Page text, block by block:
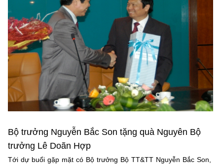
Bưu chính, Viễn thông
Sở hữu trí tuệ
Tiêu chuẩn, đo lường, chất lượng
Năng lượng nguyên tử
Tin tổng hợp
Tin địa phương
Văn bản chỉ đạo điều hành
Lấy ý kiến người dân về dự thảo VBQPPL
THỐNG KÊ
Khoa học và Công nghệ
Đổi mới sáng tạo
Chuyển đổi số
Bưu chính, Viễn thông
Sở hữu trí tuệ
Tiêu chuẩn, đo lường, chất lượng
Multimedia
THƯ ĐIỆN TỬ
Khác
Videos
Infographic
Ảnh
Voice
Bộ trưởng Nguyễn Bắc Son tặng quà Nguyên Bộ
trưởng Lê Doãn Hợp
Tới dự buổi gặp mặt có Bộ trưởng Bộ TT&TT Nguyễn Bắc Son,